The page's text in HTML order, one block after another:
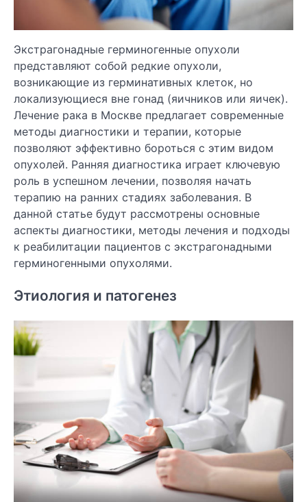
Экстрагонадные герминогенные опухоли
представляют собой редкие опухоли,
возникающие из герминативных клеток, но
локализующиеся вне гонад (яичников или яичек).
Лечение рака в Москве предлагает современные
методы диагностики и терапии, которые
позволяют эффективно бороться с этим видом
опухолей. Ранняя диагностика играет ключевую
роль в успешном лечении, позволяя начать
терапию на ранних стадиях заболевания. В
данной статье будут рассмотрены основные
аспекты диагностики, методы лечения и подходы
к реабилитации пациентов с экстрагонадными
герминогенными опухолями.
Этиология и патогенез